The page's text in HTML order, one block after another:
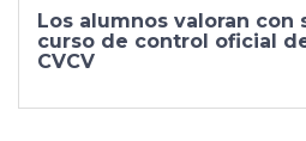
Los alumnos valoran con
curso de control oficial
CVCV